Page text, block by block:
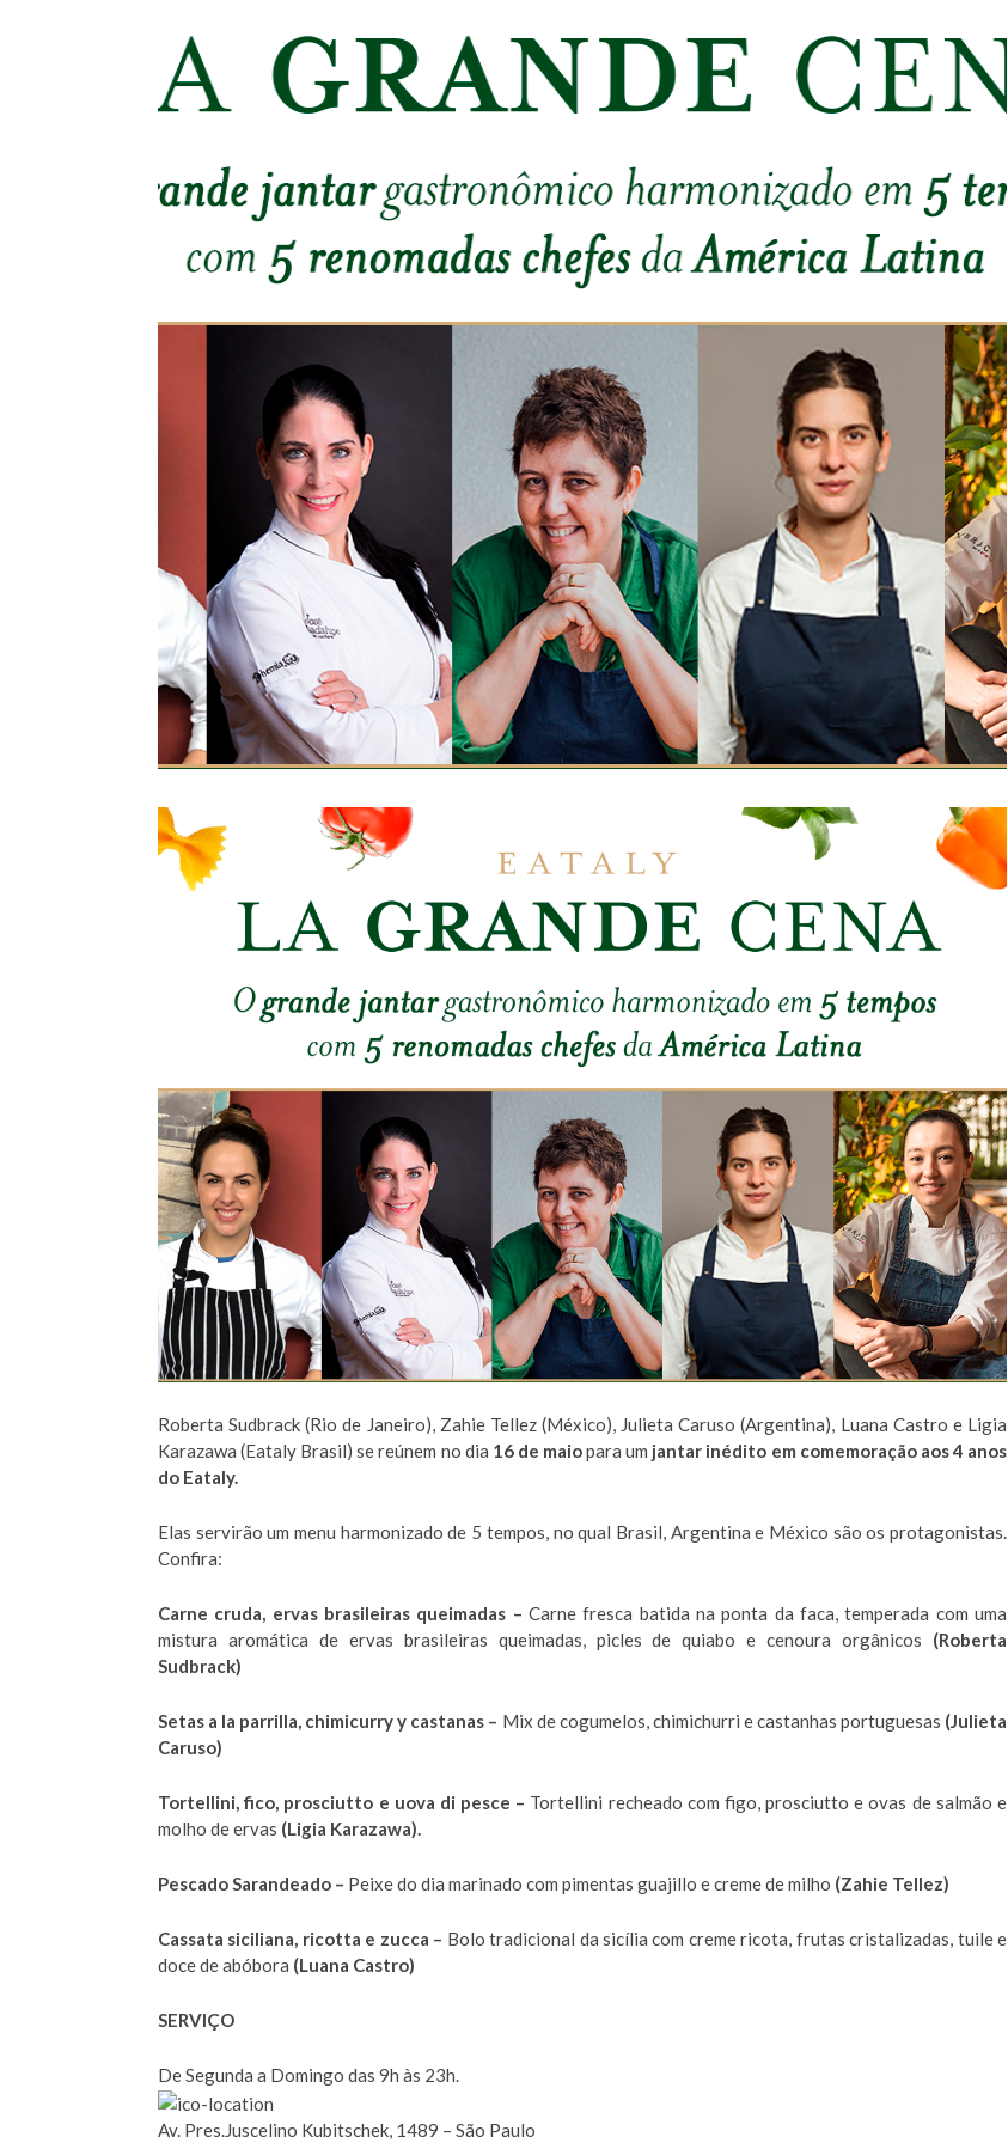
Roberta Sudbrack (Rio de Janeiro), Zahie Tellez (México), Julieta Caruso (Argentina), Luana Castro e Ligia
Karazawa (Eataly Brasil) se reúnem no dia 16 de maiopara um jantar inédito em comemoração aos 4 anos
do Eataly.
Elas servirão um menu harmonizado de 5 tempos, no qual Brasil, Argentina e México são os protagonistas.
Confira:
Carne cruda, ervas brasileiras queimadas – Carne fresca batida na ponta da faca, temperada com uma
mistura aromática de ervas brasileiras queimadas, picles de quiabo e cenoura orgânicos (Roberta
Sudbrack)
Setas a la parrilla, chimicurry y castanas – Mix de cogumelos, chimichurri e castanhas portuguesas (Julieta
Caruso)
Tortellini, fico, prosciutto e uova di pesce – Tortellini recheado com figo, prosciutto e ovas de salmão e
molho de ervas (Ligia Karazawa).
Pescado Sarandeado – Peixe do dia marinado com pimentas guajillo e creme de milho (Zahie Tellez)
Cassata siciliana, ricotta e zucca – Bolo tradicional da sicília com creme ricota, frutas cristalizadas, tuile e
doce de abóbora (Luana Castro)
SERVIÇO
De Segunda a Domingo das 9h às 23h.
Av. Pres.Juscelino Kubitschek, 1489 – São Paulo